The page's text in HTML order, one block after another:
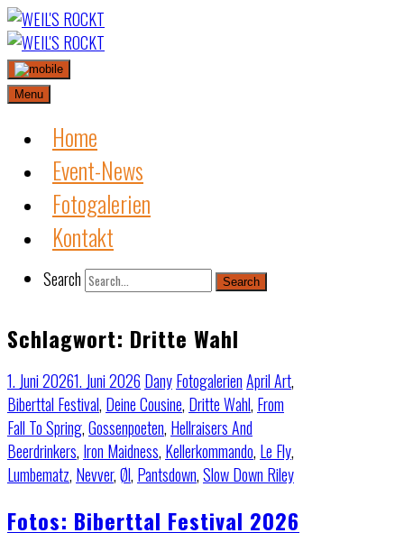
Skip
to
content
Menu
Home
Event-News
Fotogalerien
Kontakt
Search Search
Schlagwort: Dritte Wahl
1. Juni 20261. Juni 2026 DanyFotogalerienApril Art,
Biberttal Festival, Deine Cousine, Dritte Wahl, From
Fall To Spring,Gossenpoeten, Hellraisers And
Beerdrinkers, Iron Maidness, Kellerkommando, Le Fly,
Lumbematz, Nevver,Øl, Pantsdown,Slow Down Riley
Fotos: Biberttal Festival 2026